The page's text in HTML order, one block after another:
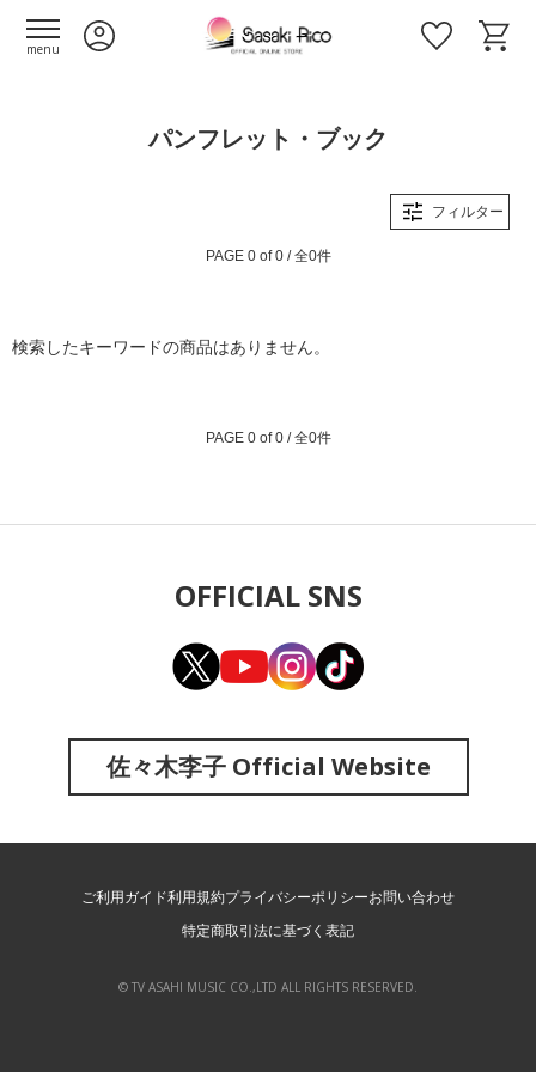
menu
パンフレット・ブック
フィルター
PAGE 0 of 0 / 全0件
検索したキーワードの商品はありません。
PAGE 0 of 0 / 全0件
OFFICIAL SNS
佐々木李子 Official Website
ご利用ガイド利用規約プライバシーポリシーお問い合わせ
特定商取引法に基づく表記
© TV ASAHI MUSIC CO.,LTD ALL RIGHTS RESERVED.